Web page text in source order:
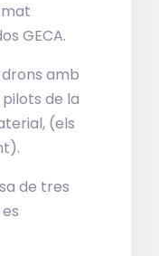
GECA.
amb
pilots de la
(els
de tres